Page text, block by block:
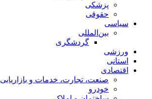
پزشکی
حقوقی
سیاسی
بین‌المللی
گردشگری
ورزشی
استانی
اقتصادی
صنعت، تجارت، خدمات و بازاریابی
خودرو